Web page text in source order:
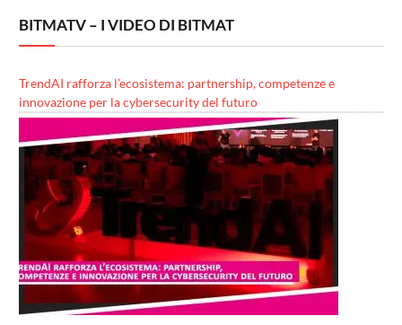
BITMATV – I VIDEO DI BITMAT
TrendAI rafforza l’ecosistema: partnership, competenze e
innovazione per la cybersecurity del futuro